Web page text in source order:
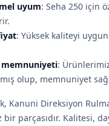
uyum: Seha 250 için
: Yüksek kaliteyi
:
olup, memnuniyet
Kanuni Direksiyon
bir parçasıdır. Kalitesi,